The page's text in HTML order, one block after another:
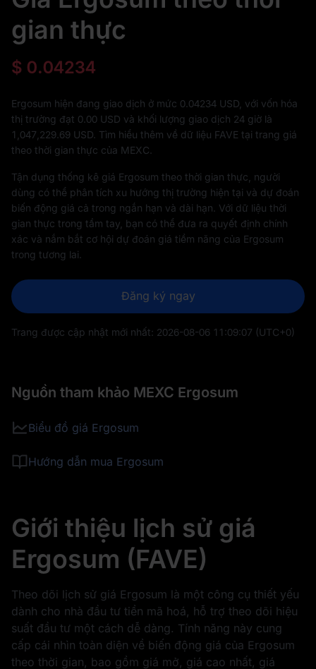
gian thực
$ 0.04234
Ergosum hiện đang giao dịch ở mức 0.04234 USD, với vốn hóa
thị trường đạt 0.00 USD và khối lượng giao dịch 24 giờ là
1,047,229.69 USD. Tìm hiểu thêm về dữ liệu FAVE tại trang giá
theo thời gian thực của MEXC.
Tận dụng thống kê giá Ergosum theo thời gian thực, người
dùng có thể phân tích xu hướng thị trường hiện tại và dự đoán
biến động giá cả trong ngắn hạn và dài hạn. Với dữ liệu thời
gian thực trong tầm tay, bạn có thể đưa ra quyết định chính
xác và nắm bắt cơ hội dự đoán giá tiềm năng của Ergosum
trong tương lai.
Đăng ký ngay
Trang được cập nhật mới nhất: 2026-08-06 11:09:07 (UTC+0)
Nguồn tham khảo MEXC Ergosum
Biểu đồ giá Ergosum
Hướng dẫn mua Ergosum
Giới thiệu lịch sử giá
Ergosum (FAVE)
Theo dõi lịch sử giá Ergosum là một công cụ thiết yếu
dành cho nhà đầu tư tiền mã hoá, hỗ trợ theo dõi hiệu
suất đầu tư một cách dễ dàng. Tính năng này cung
cấp cái nhìn toàn diện về biến động giá của Ergosum
theo thời gian, bao gồm giá mở, giá cao nhất, giá